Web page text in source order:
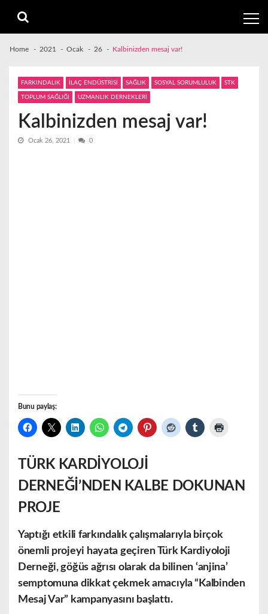
navigation
content
Home 2021 Ocak 26 Kalbinizden mesaj var!
FARKINDALIK İLAÇ ENDÜSTRİSİ SAĞLIK SOSYAL SORUMLULUK STK
TOPLUM SAĞLIĞI UZMANLIK DERNEKLERİ
Kalbinizden mesaj var!
Ocak 26, 2021 0
Bunu paylaş:
TÜRK KARDİYOLOJİ
DERNEĞİ’NDEN KALBE DOKUNAN
PROJE
Yaptığı etkili farkındalık çalışmalarıyla birçok
önemli projeyi hayata geçiren Türk Kardiyoloji
Derneği, göğüs ağrısı olarak da bilinen ‘anjina’
semptomuna dikkat çekmek amacıyla “Kalbinden
Mesaj Var” kampanyasını başlattı.